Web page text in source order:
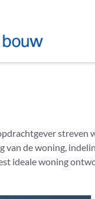
streven
de woning,
ideale woning